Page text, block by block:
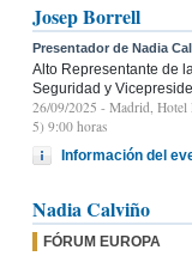
Josep Borrell
Presentador de Nadia
Alto Representante de
Seguridad y
26/09/2025 - Madrid, Hotel
5) 9:00 horas
Información del
Nadia Calviño
FÓRUM EUROPA